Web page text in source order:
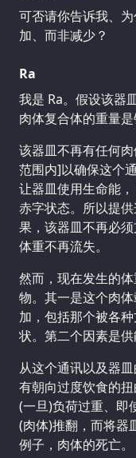
可否请你告诉我、
加、而非减少？
Ra
我是 Ra。假设该器
肉体复合体的重量是
该器皿不再有任何
范围内]以确保这个
让器皿使用生命能
赤字状态。所以提
果，该器皿不再必
体重不再流失。
然而，现在发生的
物。其一是这个肉
加，包括那个被各
状。第二个因素是供
从这个通讯以及器
有朝向过度饮食的
(一旦)负荷过重、即
(肉体)推翻，而将器
例子，肉体的死亡。